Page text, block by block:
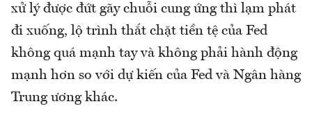
xử lý được đứt gãy chuỗi cung ứng thì lạm phát
đi xuống, lộ trình thắt chặt tiền tệ của Fed
không quá mạnh tay và không phải hành động
mạnh hơn so với dự kiến của Fed và Ngân hàng
Trung ương khác.